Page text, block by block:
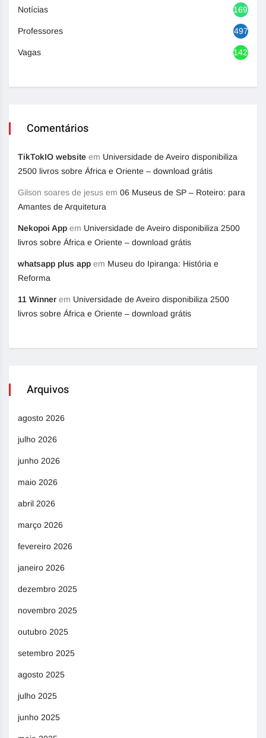
Notícias 1692
Professores 497
Vagas 1420
Comentários
TikTokIO website em Universidade de Aveiro disponibiliza
2500 livros sobre África e Oriente – download grátis
Gilson soares de jesus em 06 Museus de SP – Roteiro: para
Amantes de Arquitetura
Nekopoi App em Universidade de Aveiro disponibiliza 2500
livros sobre África e Oriente – download grátis
whatsapp plus app em Museu do Ipiranga: História e
Reforma
11 Winner em Universidade de Aveiro disponibiliza 2500
livros sobre África e Oriente – download grátis
Arquivos
agosto 2026
julho 2026
junho 2026
maio 2026
abril 2026
março 2026
fevereiro 2026
janeiro 2026
dezembro 2025
novembro 2025
outubro 2025
setembro 2025
agosto 2025
julho 2025
junho 2025